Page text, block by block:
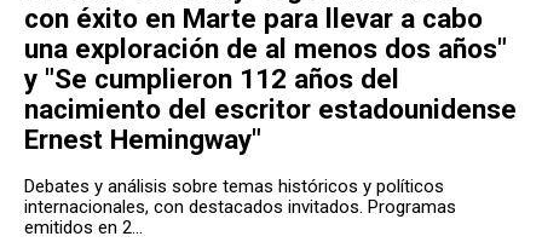
con éxito en Marte para llevar a cabo
una exploración de al menos dos años"
y "Se cumplieron 112 años del
nacimiento del escritor estadounidense
Ernest Hemingway"
Debates y análisis sobre temas históricos y políticos
internacionales, con destacados invitados. Programas
emitidos en 2...